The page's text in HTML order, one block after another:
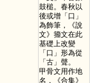
鼓槌。春秋以
後或增「口 」
為飾筆，《說
文》籀文在此
基礎上改變
「口 」形為從
「古」聲。
甲骨文用作地
名，《合集》